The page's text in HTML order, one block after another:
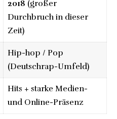
2018 (großer
Durchbruch in dieser
Zeit)
Hip-hop / Pop
(Deutschrap-Umfeld)
Hits + starke Medien-
und Online-Präsenz